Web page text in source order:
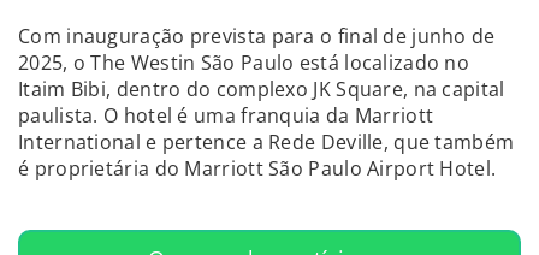
Com inauguração prevista para o final de junho de
2025, o The Westin São Paulo está localizado no
Itaim Bibi, dentro do complexo JK Square, na capital
paulista. O hotel é uma franquia da Marriott
International e pertence a Rede Deville, que também
é proprietária do Marriott São Paulo Airport Hotel.